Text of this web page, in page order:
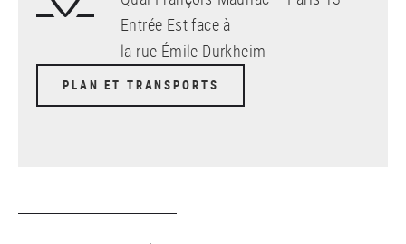
Entrée Est face à
la rue Émile Durkheim
PLAN ET TRANSPORTS